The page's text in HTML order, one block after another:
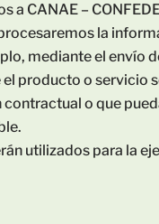
CANAE –
la
mediante el envío
producto o servicio
o que
utilizados para la